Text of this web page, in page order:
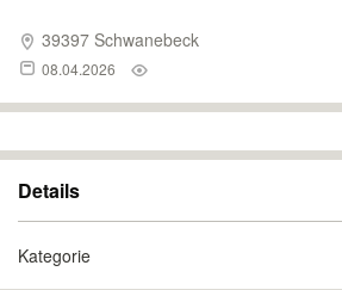
39397 Schwanebeck
08.04.2026
Details
Kategorie